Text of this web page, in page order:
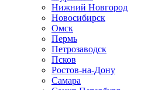
Нижний Новгород
Новосибирск
Омск
Пермь
Петрозаводск
Псков
Ростов-на-Дону
Самара